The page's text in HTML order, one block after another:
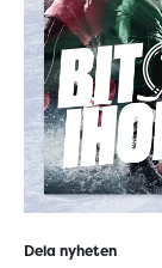
Dela nyheten